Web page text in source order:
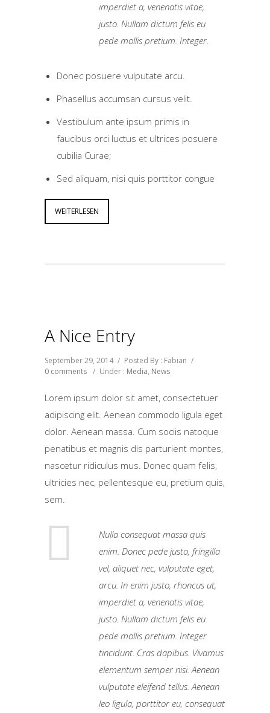
imperdiet a, venenatis vitae,
justo. Nullam dictum felis eu
pede mollis pretium. Integer.
Donec posuere vulputate arcu.
Phasellus accumsan cursus velit.
Vestibulum ante ipsum primis in
faucibus orci luctus et ultrices posuere
cubilia Curae;
Sed aliquam, nisi quis porttitor congue
WEITERLESEN
A Nice Entry
September 29, 2014 / Posted By : Fabian /
0 comments / Under : Media, News
Lorem ipsum dolor sit amet, consectetuer
adipiscing elit. Aenean commodo ligula eget
dolor. Aenean massa. Cum sociis natoque
penatibus et magnis dis parturient montes,
nascetur ridiculus mus. Donec quam felis,
ultricies nec, pellentesque eu, pretium quis,
sem.
Nulla consequat massa quis
enim. Donec pede justo, fringilla
vel, aliquet nec, vulputate eget,
arcu. In enim justo, rhoncus ut,
imperdiet a, venenatis vitae,
justo. Nullam dictum felis eu
pede mollis pretium. Integer
tincidunt. Cras dapibus. Vivamus
elementum semper nisi. Aenean
vulputate eleifend tellus. Aenean
leo ligula, porttitor eu, consequat